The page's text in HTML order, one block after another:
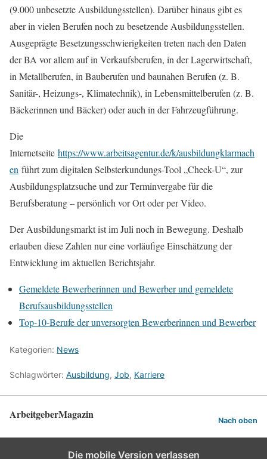
(9.000 unbesetzte Ausbildungsstellen). Darüber hinaus gibt es
aber in vielen Berufen noch zu besetzende Ausbildungsstellen.
Ausgeprägte Besetzungsschwierigkeiten treten nach den Daten
der BA vor allem auf in Verkaufsberufen, in der Lagerwirtschaft,
in Metallberufen, in Bauberufen und baunahen Berufen (z. B.
Sanitär-, Heizungs-, Klimatechnik), in Lebensmittelberufen (z. B.
Bäckerinnen und Bäcker) oder auch in der Fahrzeugführung.
Die
Internetseite https://www.arbeitsagentur.de/k/ausbildungklarmach
en führt zum digitalen Selbsterkundungs-Tool „Check-U“, zur
Ausbildungsplatzsuche und zur Terminvergabe für die
Berufsberatung – persönlich vor Ort oder per Video.
Der Ausbildungsmarkt ist im Juli noch in Bewegung. Deshalb
erlauben diese Zahlen nur eine vorläufige Einschätzung der
Entwicklung im aktuellen Berichtsjahr.
Gemeldete Bewerberinnen und Bewerber und gemeldete
Berufsausbildungsstellen
Top-10-Berufe der unversorgten Bewerberinnen und Bewerber
Kategorien: News
Schlagwörter: Ausbildung, Job, Karriere
ArbeitgeberMagazin Nach oben
Die mobile Version verlassen